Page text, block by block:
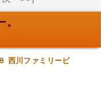
西川ファミリービ